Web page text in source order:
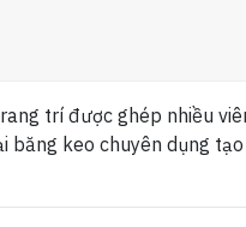
trí được ghép nhiều
băng keo chuyên dụng